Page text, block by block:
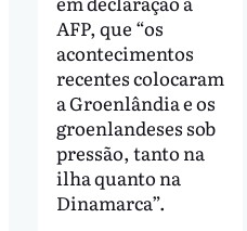
AFP, que “os
acontecimentos
recentes colocaram
a Groenlândia e os
groenlandeses sob
pressão, tanto na
ilha quanto na
Dinamarca”.